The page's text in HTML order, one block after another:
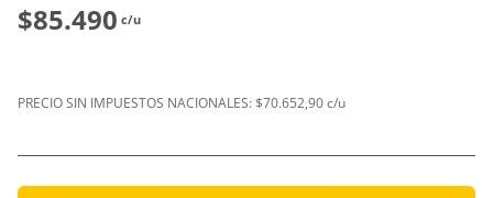
$85.490 c/u
PRECIO SIN IMPUESTOS NACIONALES:$70.652,90 c/u